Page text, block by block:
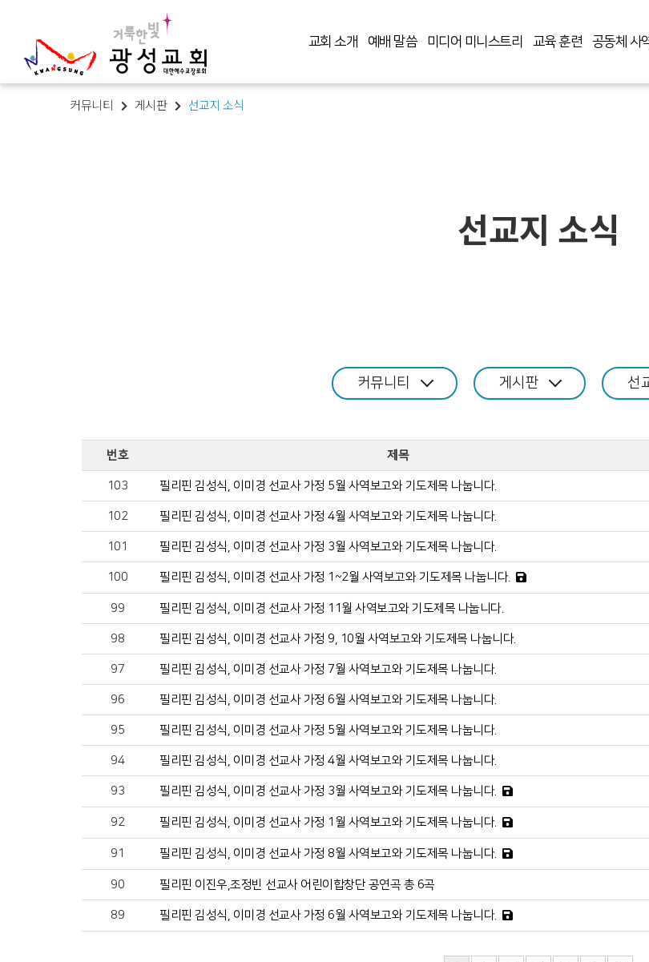
교회 소개 예배 말씀 미디어 미니스트리 교육 훈련 공동체 사
커뮤니티 게시판 선교지 소식
선교지 소식
커뮤니티 게시판 선
번호 제목
103 필리핀 김성식, 이미경 선교사 가정 5월 사역보고와 기도제목 나눕니다.
102 필리핀 김성식, 이미경 선교사 가정 4월 사역보고와 기도제목 나눕니다.
101 필리핀 김성식, 이미경 선교사 가정 3월 사역보고와 기도제목 나눕니다.
100 필리핀 김성식, 이미경 선교사 가정 1~2월 사역보고와 기도제목 나눕니다.
99 필리핀 김성식, 이미경 선교사 가정 11월 사역보고와 기도제목 나눕니다.
98 필리핀 김성식, 이미경 선교사 가정 9, 10월 사역보고와 기도제목 나눕니다.
97 필리핀 김성식, 이미경 선교사 가정 7월 사역보고와 기도제목 나눕니다.
96 필리핀 김성식, 이미경 선교사 가정 6월 사역보고와 기도제목 나눕니다.
95 필리핀 김성식, 이미경 선교사 가정 5월 사역보고와 기도제목 나눕니다.
94 필리핀 김성식, 이미경 선교사 가정 4월 사역보고와 기도제목 나눕니다.
93 필리핀 김성식, 이미경 선교사 가정 3월 사역보고와 기도제목 나눕니다.
92 필리핀 김성식, 이미경 선교사 가정 1월 사역보고와 기도제목 나눕니다.
91 필리핀 김성식, 이미경 선교사 가정 8월 사역보고와 기도제목 나눕니다.
90 필리핀 이진우,조정빈 선교사 어린이합창단 공연곡 총 6곡
89 필리핀 김성식, 이미경 선교사 가정 6월 사역보고와 기도제목 나눕니다.
복지 문화
커뮤니티